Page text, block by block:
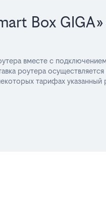
Box GIGA»
вместе с
роутера
тарифах указанный